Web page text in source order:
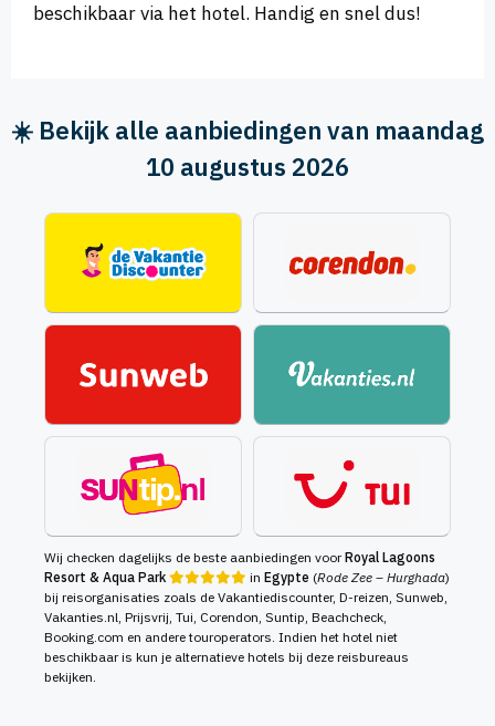
beschikbaar via het hotel. Handig en snel dus!
☀️ Bekijk alle aanbiedingen van maandag
10 augustus 2026
Wij checken dagelijks de beste aanbiedingen voorRoyal Lagoons
Resort & Aqua Park
in Egypte (Rode Zee – Hurghada)
bij reisorganisaties zoals de Vakantiediscounter, D-reizen, Sunweb,
Vakanties.nl, Prijsvrij, Tui, Corendon, Suntip, Beachcheck,
Booking.com en andere touroperators. Indien het hotel niet
beschikbaar is kun je alternatieve hotels bij deze reisbureaus
bekijken.